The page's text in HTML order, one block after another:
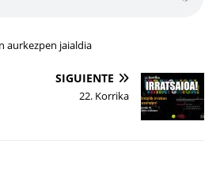
aurkezpen jaialdia
SIGUIENTE
22. Korrika